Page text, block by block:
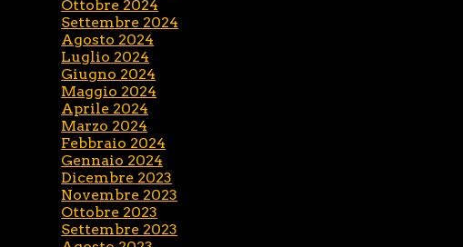
Ottobre 2024
Settembre 2024
Agosto 2024
Luglio 2024
Giugno 2024
Maggio 2024
Aprile 2024
Marzo 2024
Febbraio 2024
Gennaio 2024
Dicembre 2023
Novembre 2023
Ottobre 2023
Settembre 2023